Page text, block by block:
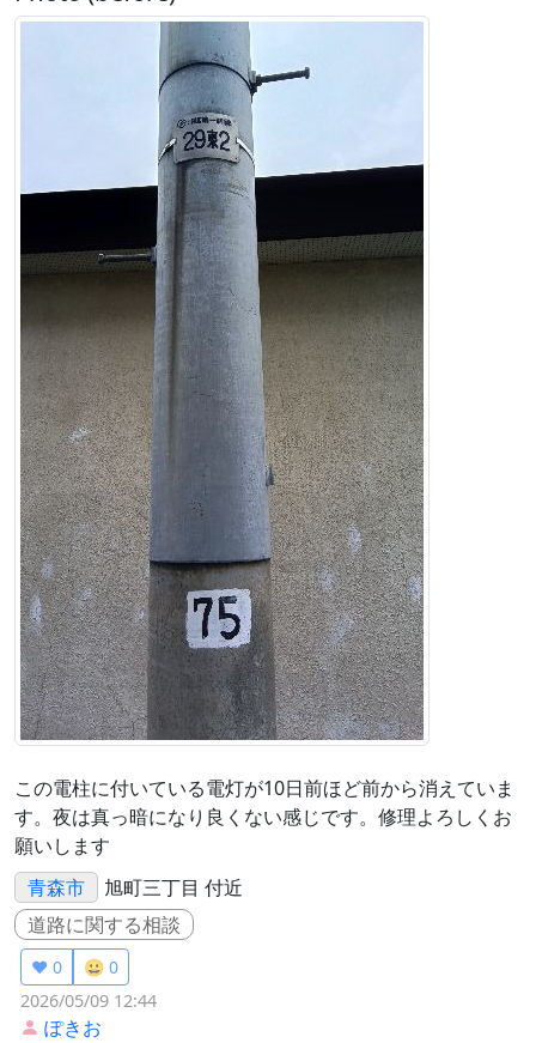
この電柱に付いている電灯が10日前ほど前から消えていま
す。夜は真っ暗になり良くない感じです。修理よろしくお
願いします
青森市
旭町三丁目 付近
道路に関する相談
❤️ 0
😀 0
2026/05/09 12:44
ぽきお